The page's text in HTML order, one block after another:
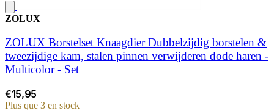
ZOLUX
ZOLUX Borstelset Knaagdier Dubbelzijdig borstelen &
tweezijdige kam, stalen pinnen verwijderen dode haren -
Multicolor - Set
€15,95
Plus que 3 en stock